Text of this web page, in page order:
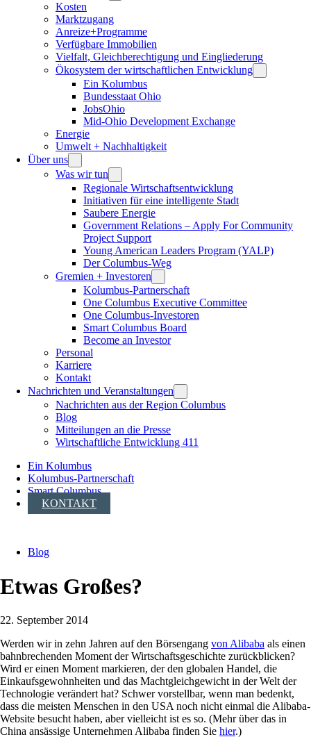
Kosten
Marktzugang
Anreize+Programme
Verfügbare Immobilien
Vielfalt, Gleichberechtigung und Eingliederung
Ökosystem der wirtschaftlichen Entwicklung
Ein Kolumbus
Bundesstaat Ohio
JobsOhio
Mid-Ohio Development Exchange
Energie
Umwelt + Nachhaltigkeit
Über uns
Was wir tun
Regionale Wirtschaftsentwicklung
Initiativen für eine intelligente Stadt
Saubere Energie
Government Relations – Apply For Community
Project Support
Young American Leaders Program (YALP)
Der Columbus-Weg
Gremien + Investoren
Kolumbus-Partnerschaft
One Columbus Executive Committee
One Columbus-Investoren
Smart Columbus Board
Become an Investor
Personal
Karriere
Kontakt
Nachrichten und Veranstaltungen
Nachrichten aus der Region Columbus
Blog
Mitteilungen an die Presse
Wirtschaftliche Entwicklung 411
Ein Kolumbus
Kolumbus-Partnerschaft
Smart Columbus
KONTAKT
Blog
Etwas Großes?
22. September 2014
Werden wir in zehn Jahren auf den Börsengang von Alibaba als einen
bahnbrechenden Moment der Wirtschaftsgeschichte zurückblicken?
Wird er einen Moment markieren, der den globalen Handel, die
Einkaufsgewohnheiten und das Machtgleichgewicht in der Welt der
Technologie verändert hat? Schwer vorstellbar, wenn man bedenkt,
dass die meisten Menschen in den USA noch nicht einmal die Alibaba-
Website besucht haben, aber vielleicht ist es so. (Mehr über das in
China ansässige Unternehmen Alibaba finden Sie hier.)